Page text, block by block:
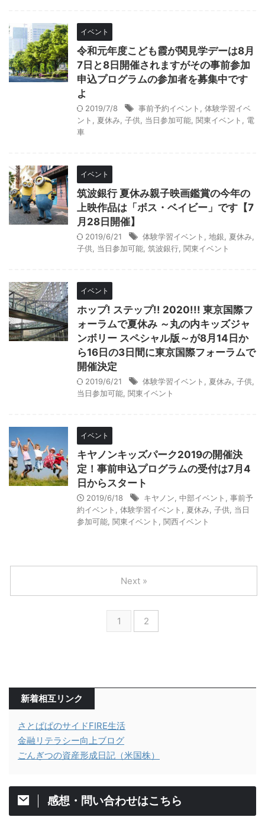
イベント
令和元年度こども霞が関見学デーは8月
7日と8日開催されますがその事前参加
申込プログラムの参加者を募集中です
よ
2019/7/8 事前予約イベント
体験学習イベ
ント
夏休み 子供 当日参加可能 関東イベント
電
車
イベント
筑波銀行 夏休み親子映画鑑賞の今年の
上映作品は「ボス・ベイビー」です【7
月28日開催】
2019/6/21 体験学習イベント 地銀 夏休み
子供 当日参加可能 筑波銀行 関東イベント
イベント
ホップ! ステップ!! 2020!!! 東京国際フ
ォーラムで夏休み ～丸の内キッズジャ
ンボリー スペシャル版～が8月14日か
ら16日の3日間に東京国際フォーラムで
開催決定
2019/6/21 体験学習イベント 夏休み 子供
当日参加可能 関東イベント
イベント
キヤノンキッズパーク2019の開催決
定！事前申込プログラムの受付は7月4
日からスタート
2019/6/18 キヤノン 中部イベント
事前予
約イベント
体験学習イベント 夏休み 子供 当日
参加可能 関東イベント 関西イベント
1 2
Next »
新着相互リンク
さとぱぱのサイドFIRE生活
金融リテラシー向上ブログ
ごんぎつの資産形成日記（米国株）
感想・問い合わせはこちら